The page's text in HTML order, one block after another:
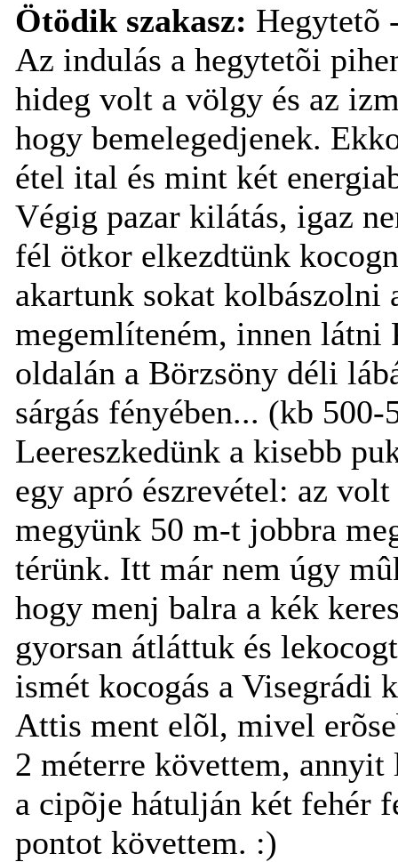
Ötödik szakasz: Hegytetõ
Az indulás a hegytetõi
hideg volt a völgy és az
hogy bemelegedjenek.
étel ital és mint két
Végig pazar kilátás, igaz
fél ötkor elkezdtünk
akartunk sokat kolbászolni
megemlíteném, innen látni
oldalán a Börzsöny déli
sárgás fényében... (kb
Leereszkedünk a kisebb
egy apró észrevétel: az
megyünk 50 m-t jobbra
térünk. Itt már nem úgy
hogy menj balra a kék
gyorsan átláttuk és
ismét kocogás a Visegrádi
Attis ment elõl, mivel
2 méterre követtem, annyit
a cipõje hátulján két fehér
pontot követtem. :)